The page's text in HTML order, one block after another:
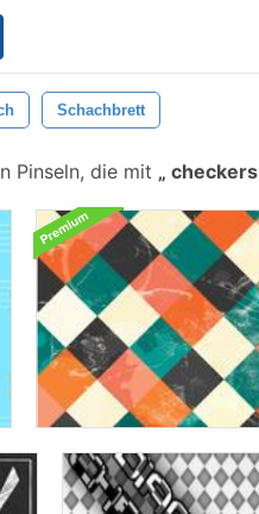
Schachbrett
Pinseln, die mit checkers